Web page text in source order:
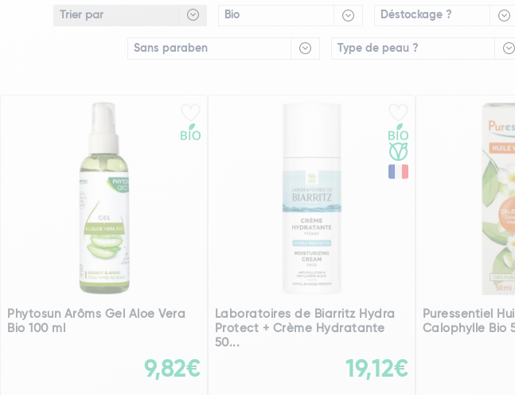
Bio Déstockage ?
Sans paraben Type de peau ?
Phytosun Arôms Gel Aloe Vera
Bio 100 ml
9,82€
Laboratoires de Biarritz Hydra
Protect + Crème Hydratante
50...
19,12€
Puressentiel
Calophylle Bio